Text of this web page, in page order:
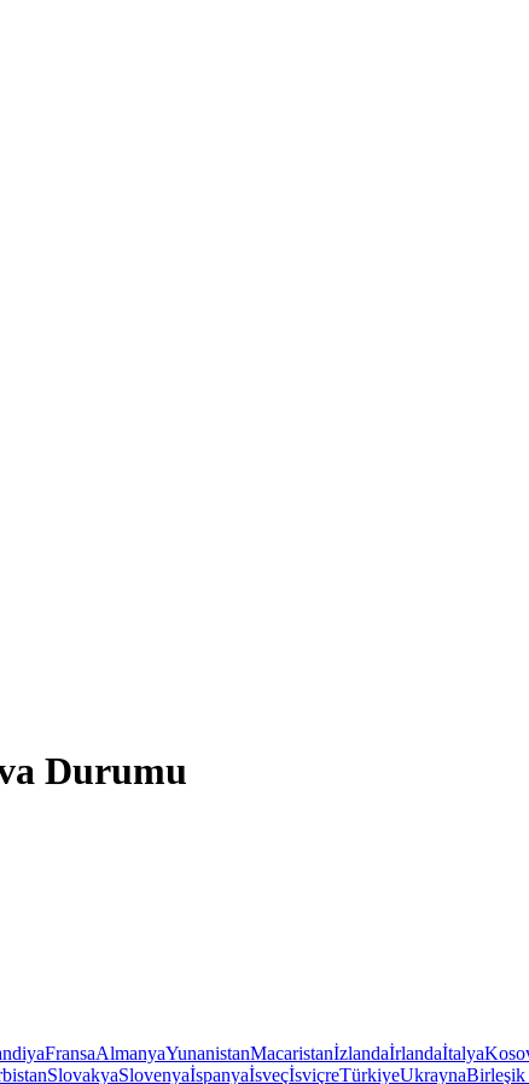
Durumu
FransaAlmanyaYunanistanMacaristanİzlandaİrlandaİtalya
SlovakyaSlovenyaİspanyaİsveçİsviçreTürkiyeUkraynaBirleşik